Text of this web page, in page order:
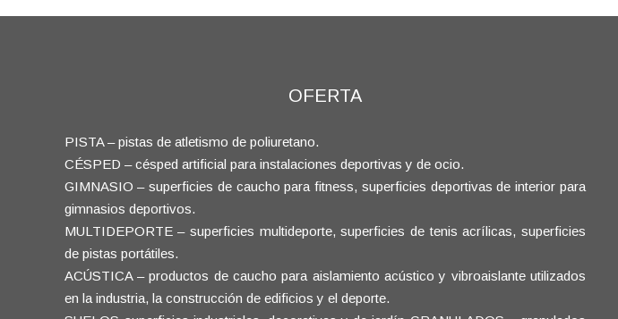
OFERTA
PISTA – pistas de atletismo de poliuretano.
CÉSPED – césped artificial para instalaciones deportivas y de ocio.
GIMNASIO – superficies de caucho para fitness, superficies deportivas de interior para
gimnasios deportivos.
MULTIDEPORTE – superficies multideporte, superficies de tenis acrílicas, superficies
de pistas portátiles.
ACÚSTICA – productos de caucho para aislamiento acústico y vibroaislante utilizados
en la industria, la construcción de edificios y el deporte.